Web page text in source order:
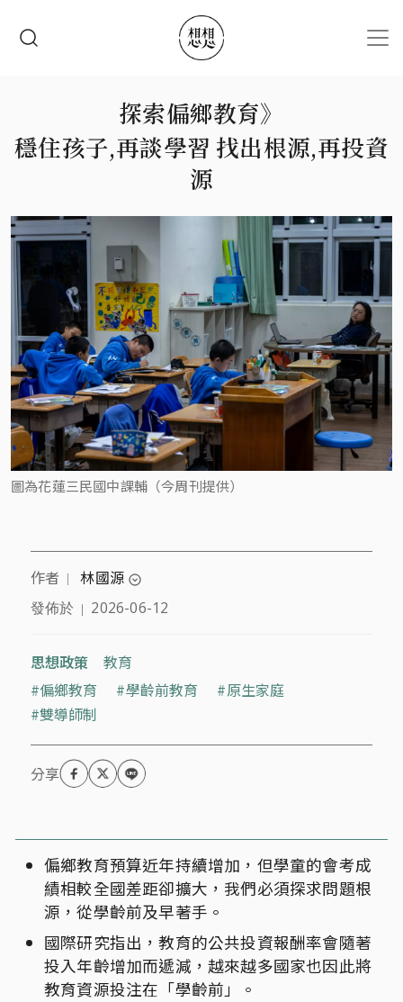
探索偏鄉教育》
穩住孩子,再談學習 找出根源,再投資
源
圖為花蓮三民國中課輔（今周刊提供）
作者 ｜ 林國源 expand_circle_down
花蓮縣三民國中校長，該校為誠致教育基金會推動
路中心主任及國中課程督學，推動程式設計、創客教
發佈於 ｜ 2026-06-12
思想政策
教育
偏鄉教育
學齡前教育
原生家庭
雙導師制
偏鄉教育預算近年持續增加，但學童的會考成
績相較全國差距卻擴大，我們必須探求問題根
源，從學齡前及早著手。
國際研究指出，教育的公共投資報酬率會隨著
投入年齡增加而遞減，越來越多國家也因此將
教育資源投注在「學齡前」。